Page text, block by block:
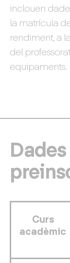
inclouen
la matrícula
rendiment, a
del
equipaments.
Curs
acadèmic